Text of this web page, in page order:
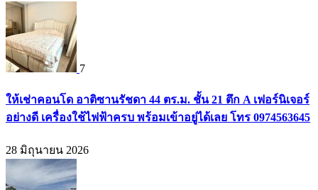
7
ให้เช่าคอนโด อาติซานรัชดา 44 ตร.ม. ชั้น 21 ตึก A เฟอร์นิเจอร์
อย่างดี เครื่องใช้ไฟฟ้าครบ พร้อมเข้าอยู่ได้เลย โทร 0974563645
28 มิถุนายน 2026